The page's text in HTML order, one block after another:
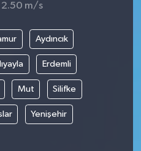
2.50 m/s
Aydıncık
Erdemli
Mut Silifke
Yenişehir